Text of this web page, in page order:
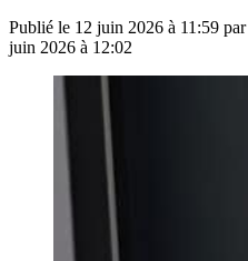
Publié le 12 juin 2026 à 11:59 par
juin 2026 à 12:02